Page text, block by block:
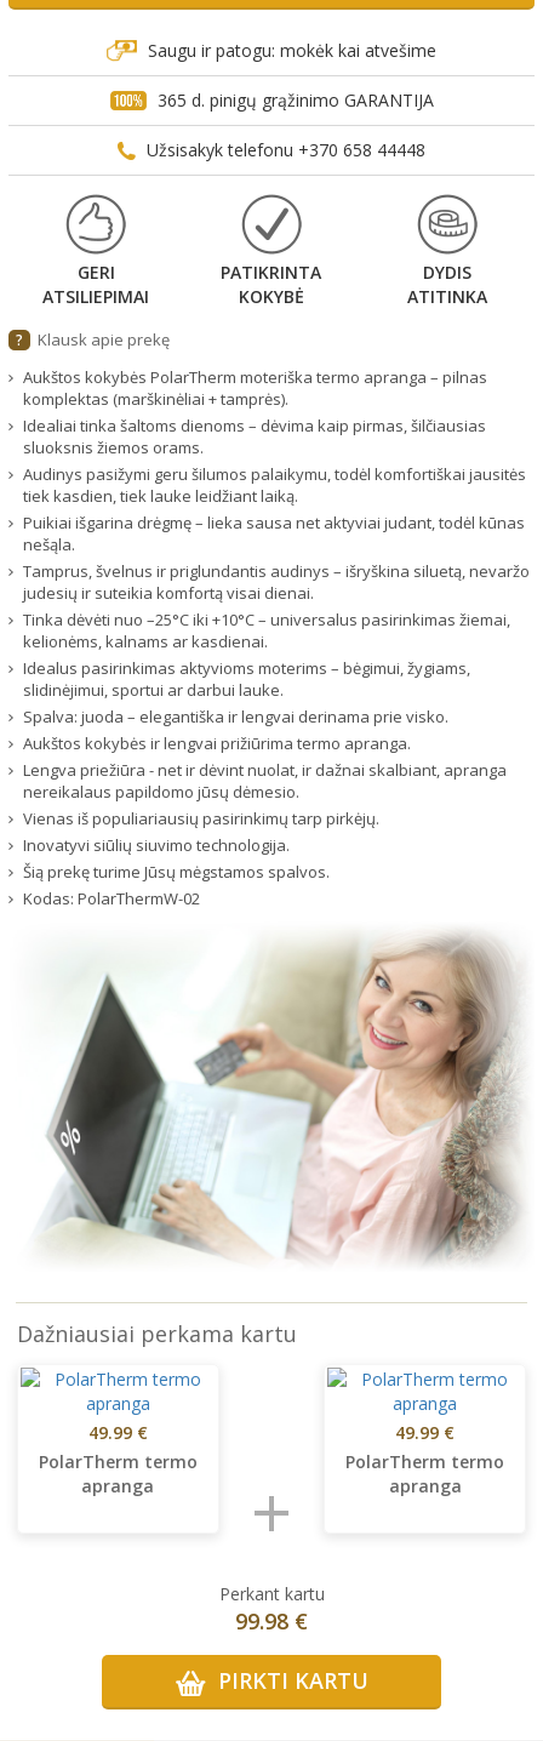
Saugu ir patogu: mokėk kai atvešime
365 d. pinigų grąžinimo GARANTIJA
Užsisakyk telefonu +370 658 44448
GERI
ATSILIEPIMAI
PATIKRINTA
KOKYBĖ
DYDIS
ATITINKA
?
Klausk apie prekę
Aukštos kokybės PolarTherm moteriška termo apranga – pilnas
komplektas (marškinėliai + tamprės).
Idealiai tinka šaltoms dienoms – dėvima kaip pirmas, šilčiausias
sluoksnis žiemos orams.
Audinys pasižymi geru šilumos palaikymu, todėl komfortiškai jausitės
tiek kasdien, tiek lauke leidžiant laiką.
Puikiai išgarina drėgmę – lieka sausa net aktyviai judant, todėl kūnas
nešąla.
Tamprus, švelnus ir priglundantis audinys – išryškina siluetą, nevaržo
judesių ir suteikia komfortą visai dienai.
Tinka dėvėti nuo –25°C iki +10°C – universalus pasirinkimas žiemai,
kelionėms, kalnams ar kasdienai.
Idealus pasirinkimas aktyvioms moterims – bėgimui, žygiams,
slidinėjimui, sportui ar darbui lauke.
Spalva: juoda – elegantiška ir lengvai derinama prie visko.
Aukštos kokybės ir lengvai prižiūrima termo apranga.
Lengva priežiūra - net ir dėvint nuolat, ir dažnai skalbiant, apranga
nereikalaus papildomo jūsų dėmesio.
Vienas iš populiariausių pasirinkimų tarp pirkėjų.
Inovatyvi siūlių siuvimo technologija.
Šią prekę turime Jūsų mėgstamos spalvos.
Kodas: PolarThermW-02
Dažniausiai perkama kartu
49.99 €
PolarTherm termo
apranga
+
49.99 €
PolarTherm termo
apranga
Perkant kartu
99.98 €
PIRKTI KARTU